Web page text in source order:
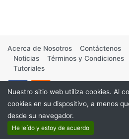
Acerca de Nosotros Contáctenos
Noticias
Términos y Condiciones
Tutoriales
Nuestro sitio web utiliza cookies. Al
cookies en su dispositivo, a menos
desde su navegador.
He leído y estoy de acuerdo